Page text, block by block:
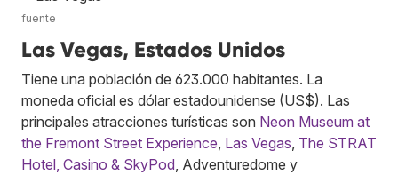
fuente
Las Vegas, Estados Unidos
Tiene una población de 623.000 habitantes. La
moneda oficial es dólar estadounidense (US$). Las
principales atracciones turísticas son Neon Museum at
the Fremont Street Experience, Las Vegas, The STRAT
Hotel, Casino & SkyPod, Adventuredome y